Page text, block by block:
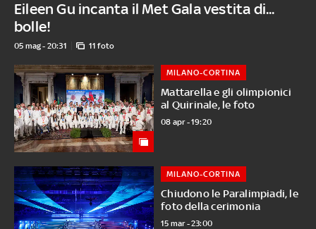
Eileen Gu incanta il Met Gala vestita di...
bolle!
05 mag - 20:31 11 foto
Mattarella e gli olimpionici
al Quirinale, le foto
MILANO-CORTINA
08 apr - 19:20
Chiudono le Paralimpiadi, le
foto della cerimonia
MILANO-CORTINA
15 mar - 23:00